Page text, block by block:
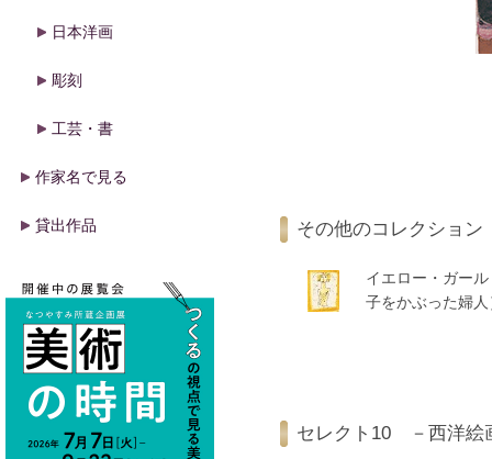
その他のコレクショ
イエロー・ガー
子をかぶった婦人
セレクト10 －西洋絵
日本洋画
彫刻
工芸・書
作家名で見る
貸出作品